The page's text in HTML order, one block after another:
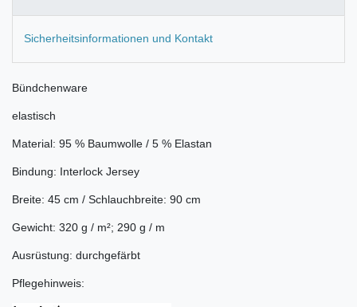
Sicherheitsinformationen und Kontakt
Bündchenware
elastisch
Material: 95 % Baumwolle / 5 % Elastan
Bindung: Interlock Jersey
Breite: 45 cm / Schlauchbreite: 90 cm
Gewicht: 320 g / m²; 290 g / m
Ausrüstung: durchgefärbt
Pflegehinweis: